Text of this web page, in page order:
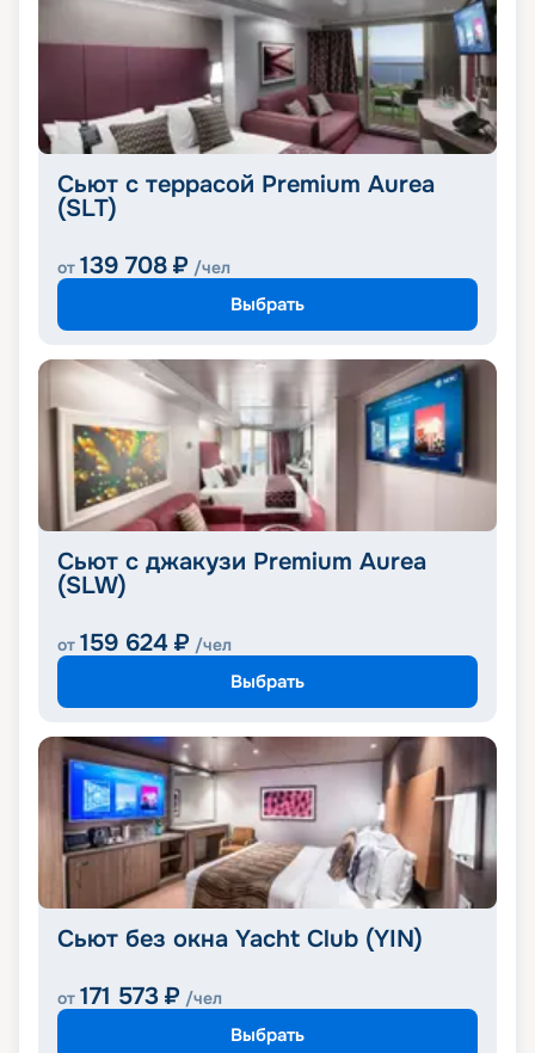
Сьют с террасой Premium Aurea
(SLT)
от 139 708 ₽ /чел
Выбрать
Сьют с джакузи Premium Aurea
(SLW)
от 159 624 ₽ /чел
Выбрать
Сьют без окна Yacht Club (YIN)
от 171 573 ₽ /чел
Выбрать